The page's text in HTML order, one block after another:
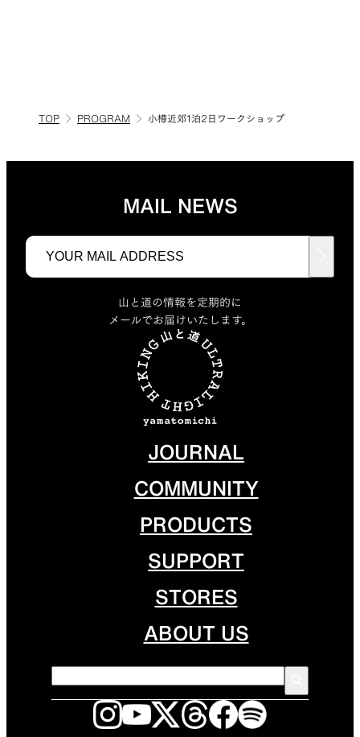
TOP PROGRAM 小樽近郊1泊2日ワークショップ
MAIL NEWS
山と道の情報を定期的に
メールでお届けいたします。
JOURNAL
COMMUNITY
PRODUCTS
SUPPORT
STORES
ABOUT US